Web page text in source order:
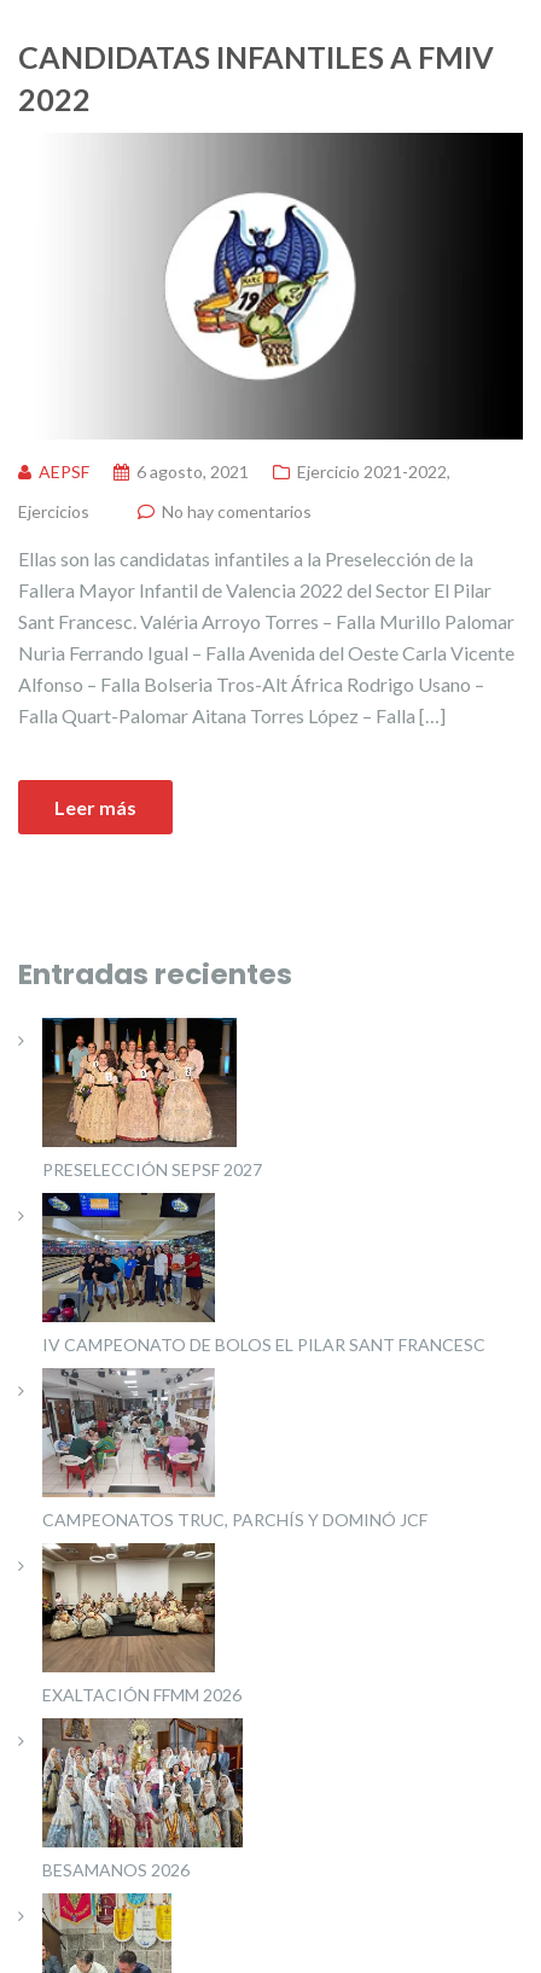
CANDIDATAS INFANTILES A FMIV
2022
AEPSF 6 agosto, 2021 Ejercicio 2021-2022,
Ejercicios
No hay comentarios
Ellas son las candidatas infantiles a la Preselección de la
Fallera Mayor Infantil de Valencia 2022 del Sector El Pilar
Sant Francesc. Valéria Arroyo Torres – Falla Murillo Palomar
Nuria Ferrando Igual – Falla Avenida del Oeste Carla Vicente
Alfonso – Falla Bolseria Tros-Alt África Rodrigo Usano –
Falla Quart-Palomar Aitana Torres López – Falla […]
Leer más
Entradas recientes
PRESELECCIÓN SEPSF 2027
IV CAMPEONATO DE BOLOS EL PILAR SANT FRANCESC
CAMPEONATOS TRUC, PARCHÍS Y DOMINÓ JCF
EXALTACIÓN FFMM 2026
BESAMANOS 2026